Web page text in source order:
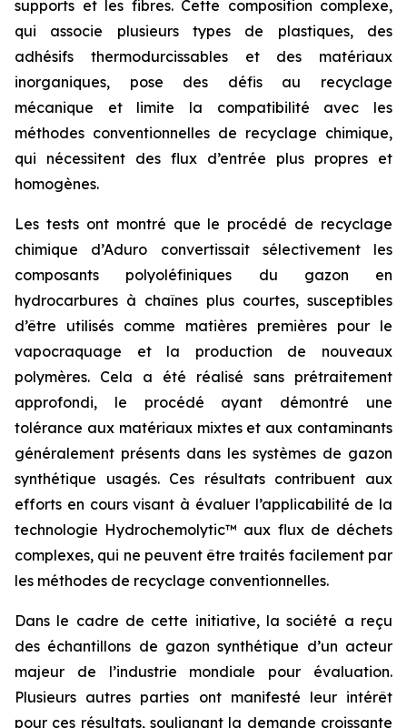
supports et les fibres. Cette composition complexe,
qui associe plusieurs types de plastiques, des
adhésifs thermodurcissables et des matériaux
inorganiques, pose des défis au recyclage
mécanique et limite la compatibilité avec les
méthodes conventionnelles de recyclage chimique,
qui nécessitent des flux d’entrée plus propres et
homogènes.
Les tests ont montré que le procédé de recyclage
chimique d’Aduro convertissait sélectivement les
composants polyoléfiniques du gazon en
hydrocarbures à chaînes plus courtes, susceptibles
d’être utilisés comme matières premières pour le
vapocraquage et la production de nouveaux
polymères. Cela a été réalisé sans prétraitement
approfondi, le procédé ayant démontré une
tolérance aux matériaux mixtes et aux contaminants
généralement présents dans les systèmes de gazon
synthétique usagés. Ces résultats contribuent aux
efforts en cours visant à évaluer l’applicabilité de la
technologie Hydrochemolytic™ aux flux de déchets
complexes, qui ne peuvent être traités facilement par
les méthodes de recyclage conventionnelles.
Dans le cadre de cette initiative, la société a reçu
des échantillons de gazon synthétique d’un acteur
majeur de l’industrie mondiale pour évaluation.
Plusieurs autres parties ont manifesté leur intérêt
pour ces résultats, soulignant la demande croissante